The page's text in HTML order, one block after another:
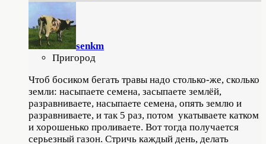
senkm
Пригород
Чтоб босиком бегать травы надо столько-же, сколько
земли: насыпаете семена, засыпаете землёй,
разравниваете, насыпаете семена, опять землю и
разравниваете, и так 5 раз, потом укатываете катком
и хорошенько проливаете. Вот тогда получается
серьезный газон. Стричь каждый день, делать